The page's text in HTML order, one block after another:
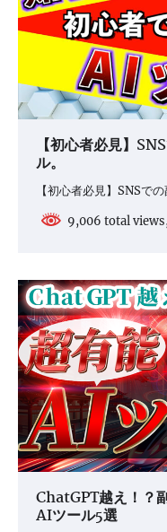
【初心者必見】
ル。
【初心者必見】SNSで
9,006 total
ChatGPT越え！？
AIツール5選